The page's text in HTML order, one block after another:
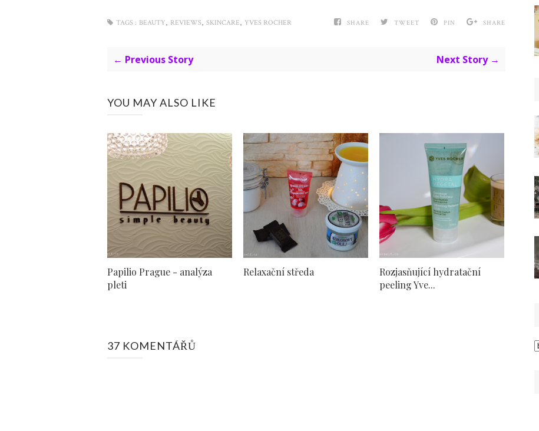
SHARE TWEET PIN SHARE
TAGS : BEAUTY REVIEWS SKINCARE YVES ROCHER
← Previous Story Next Story →
YOU MAY ALSO LIKE
Papilio Prague - analýza
pleti
Relaxační středa
Rozjasňující hydratační
peeling Yve...
37 KOMENTÁŘŮ